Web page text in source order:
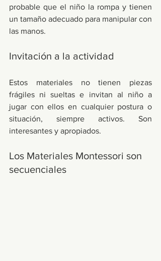
probable que el niño la rompa y tienen
un tamaño adecuado para manipular con
las manos.
Invitación a la actividad
Estos materiales no tienen piezas
frágiles ni sueltas e invitan al niño a
jugar con ellos en cualquier postura o
situación, siempre activos. Son
interesantes y apropiados.
Los Materiales Montessori son
secuenciales